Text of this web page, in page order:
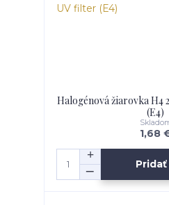
Halogénová žiarovka H4
(E4)
1,68